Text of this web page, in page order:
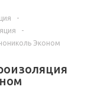
-
-
Эконом